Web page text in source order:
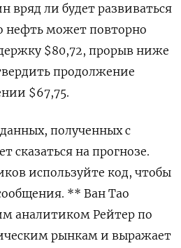
ли будет развиваться
нефть может повторно
$80,72, прорыв ниже
продолжение
$67,75.
полученных с
сказаться на прогнозе.
используйте код, чтобы
** Ван Тао
аналитиком Рейтер по
рынкам и выражает